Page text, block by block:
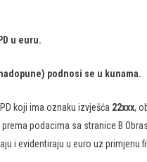
u euru.
podnosi se u kunama.
koji ima oznaku izvješća 22xxx,
podacima sa stranice B
i evidentiraju u euro uz primjenu